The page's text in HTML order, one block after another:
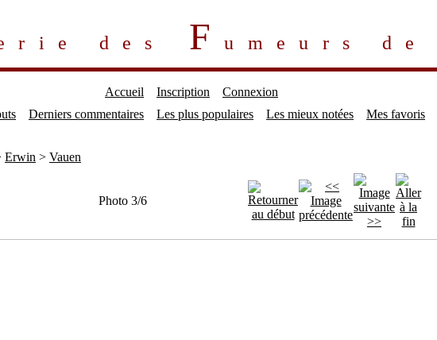
des Fumeurs de
Accueil Inscription
Connexion
Derniers commentaires Les plus populaires Les mieux notées Mes favoris
Erwin > Vauen
Photo 3/6